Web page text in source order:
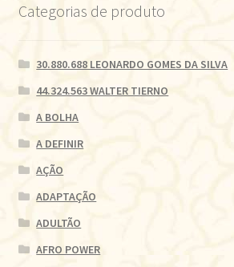
Categorias de produto
30.880.688 LEONARDO GOMES DA SILVA
44.324.563 WALTER TIERNO
A BOLHA
A DEFINIR
AÇÃO
ADAPTAÇÃO
ADULTÃO
AFRO POWER